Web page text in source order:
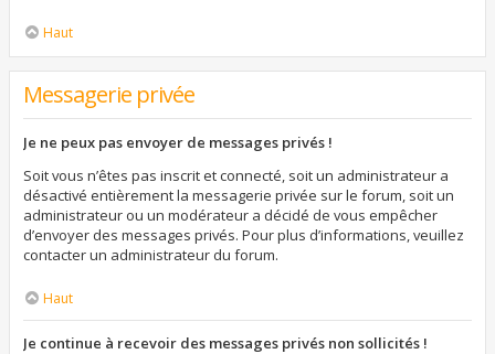
Haut
Messagerie privée
Je ne peux pas envoyer de messages privés !
Soit vous n’êtes pas inscrit et connecté, soit un administrateur a
désactivé entièrement la messagerie privée sur le forum, soit un
administrateur ou un modérateur a décidé de vous empêcher
d’envoyer des messages privés. Pour plus d’informations, veuillez
contacter un administrateur du forum.
Haut
Je continue à recevoir des messages privés non sollicités !